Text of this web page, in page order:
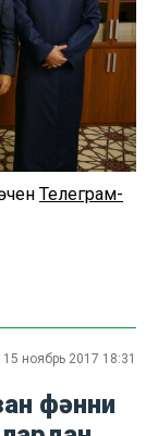
Телеграм-
15 ноябрь 2017 18:31
фәнни